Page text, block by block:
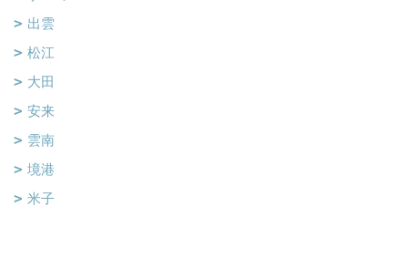
出雲
松江
大田
安来
雲南
境港
米子